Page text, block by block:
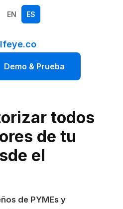
EN ES
Demo & Prueba
todos
de tu
el
de PYMEs y